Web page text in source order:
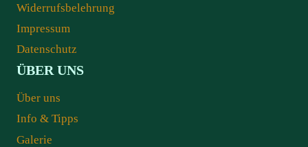
Widerrufsbelehrung
Impressum
Datenschutz
ÜBER UNS
Über uns
Info & Tipps
Galerie